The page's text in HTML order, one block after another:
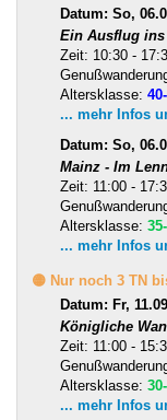
Datum: So,
Ein Ausflug
Zeit: 10:30 -
Altersklasse:
... mehr Infos
Datum: So,
Mainz - Im
Zeit: 11:00 -
Altersklasse:
... mehr Infos
🟡 Nur noch 3 TN
Datum: Fr,
Königliche
Zeit: 11:00 -
Altersklasse:
... mehr Infos